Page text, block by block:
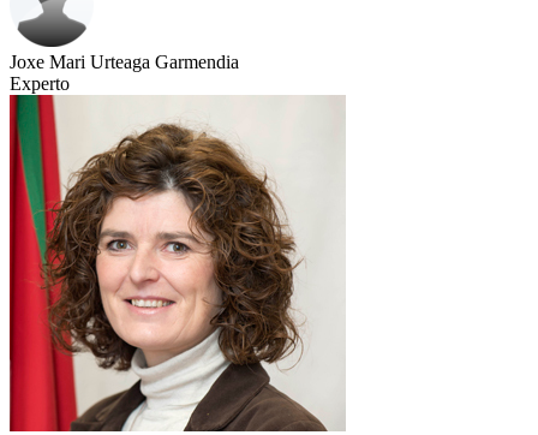
Joxe Mari Urteaga Garmendia
Experto